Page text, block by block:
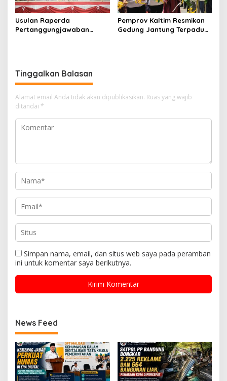
Usulan Raperda
Pertanggungjawaban
Pemprov Kaltim Resmikan
Gedung Jantung Terpadu
Tinggalkan Balasan
Alamat email Anda tidak akan dipublikasikan. Ruas yang wajib
ditandai *
Simpan nama, email, dan situs web saya pada peramban
ini untuk komentar saya berikutnya.
News Feed